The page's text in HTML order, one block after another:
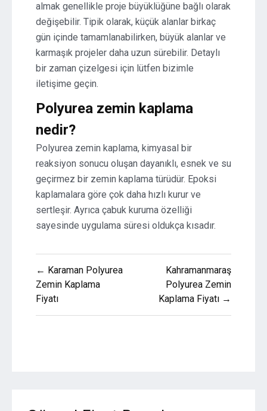
almak genellikle proje büyüklüğüne bağlı olarak
değişebilir. Tipik olarak, küçük alanlar birkaç
gün içinde tamamlanabilirken, büyük alanlar ve
karmaşık projeler daha uzun sürebilir. Detaylı
bir zaman çizelgesi için lütfen bizimle
iletişime geçin.
Polyurea zemin kaplama
nedir?
Polyurea zemin kaplama, kimyasal bir
reaksiyon sonucu oluşan dayanıklı, esnek ve su
geçirmez bir zemin kaplama türüdür. Epoksi
kaplamalara göre çok daha hızlı kurur ve
sertleşir. Ayrıca çabuk kuruma özelliği
sayesinde uygulama süresi oldukça kısadır.
Yazı
gezinmesi
← Karaman Polyurea
Zemin Kaplama
Fiyatı
Kahramanmaraş
Polyurea Zemin
Kaplama Fiyatı →